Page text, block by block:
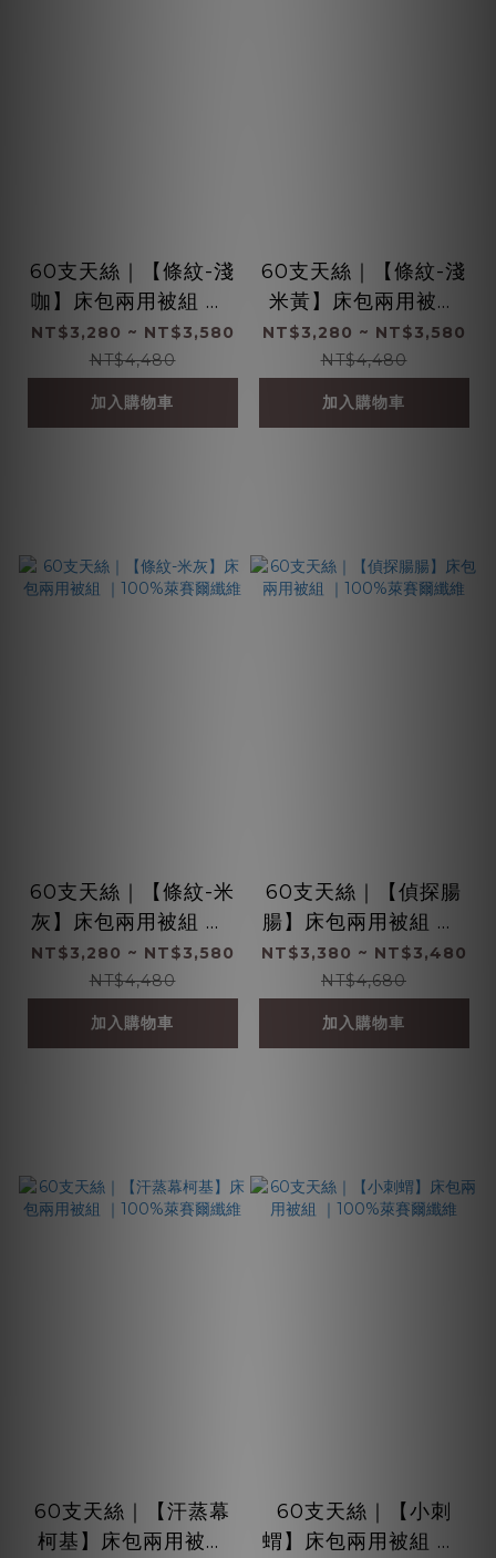
60支天絲｜【條紋-淺
咖】床包兩用被組 ｜1
00%萊賽爾纖維
NT$3,280 ~ NT$3,580
NT$4,480
加入購物車
60支天絲｜【條紋-淺
米黃】床包兩用被組
｜100%萊賽爾纖維
NT$3,280 ~ NT$3,580
NT$4,480
加入購物車
60支天絲｜【條紋-米
灰】床包兩用被組 ｜1
00%萊賽爾纖維
NT$3,280 ~ NT$3,580
NT$4,480
加入購物車
60支天絲｜【偵探腸
腸】床包兩用被組 ｜1
00%萊賽爾纖維
NT$3,380 ~ NT$3,480
NT$4,680
加入購物車
60支天絲｜【汗蒸幕
柯基】床包兩用被組
60支天絲｜【小刺
蝟】床包兩用被組 ｜1